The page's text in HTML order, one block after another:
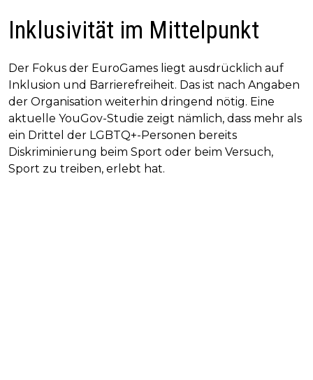
Inklusivität im Mittelpunkt
Der Fokus der EuroGames liegt ausdrücklich auf
Inklusion und Barrierefreiheit. Das ist nach Angaben
der Organisation weiterhin dringend nötig. Eine
aktuelle YouGov-Studie zeigt nämlich, dass mehr als
ein Drittel der LGBTQ+-Personen bereits
Diskriminierung beim Sport oder beim Versuch,
Sport zu treiben, erlebt hat.